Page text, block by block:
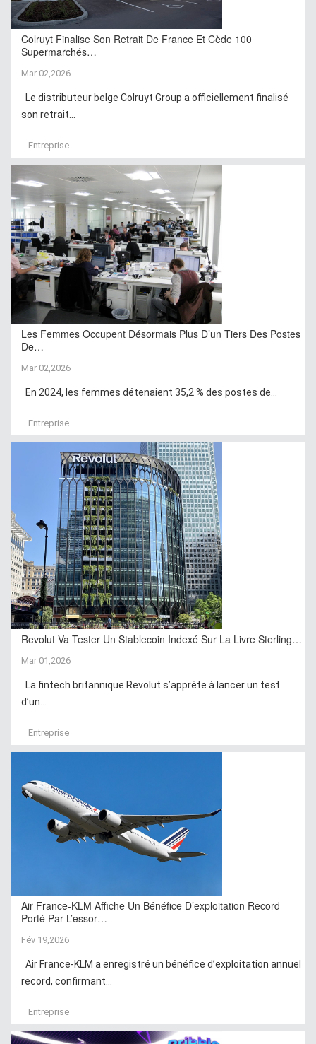
Colruyt Finalise Son Retrait De France Et Cède 100
Supermarchés…
Mar 02,2026
Le distributeur belge Colruyt Group a officiellement finalisé
son retrait...
Entreprise
Les Femmes Occupent Désormais Plus D’un Tiers Des Postes
De…
Mar 02,2026
En 2024, les femmes détenaient 35,2 % des postes de...
Entreprise
Revolut Va Tester Un Stablecoin Indexé Sur La Livre Sterling…
Mar 01,2026
La fintech britannique Revolut s’apprête à lancer un test
d’un...
Entreprise
Air France-KLM Affiche Un Bénéfice D’exploitation Record
Porté Par L’essor…
Fév 19,2026
Air France-KLM a enregistré un bénéfice d’exploitation annuel
record, confirmant...
Entreprise